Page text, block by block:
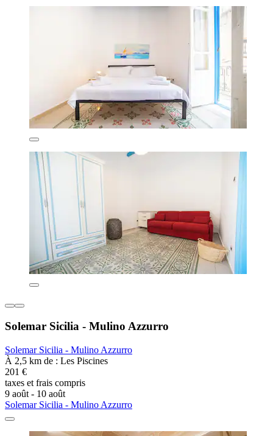
Solemar Sicilia - Mulino Azzurro
Solemar Sicilia - Mulino Azzurro
À 2,5 km de : Les Piscines
201 €
taxes et frais compris
9 août - 10 août
Solemar Sicilia - Mulino Azzurro